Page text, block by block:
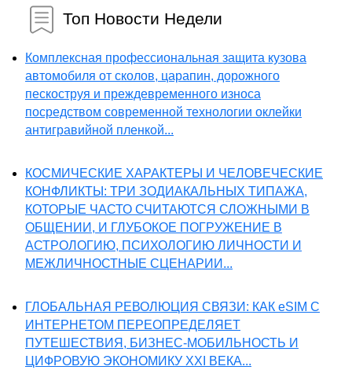
Топ Новости Недели
Комплексная профессиональная защита кузова
автомобиля от сколов, царапин, дорожного
пескоструя и преждевременного износа
посредством современной технологии оклейки
антигравийной пленкой...
КОСМИЧЕСКИЕ ХАРАКТЕРЫ И ЧЕЛОВЕЧЕСКИЕ
КОНФЛИКТЫ: ТРИ ЗОДИАКАЛЬНЫХ ТИПАЖА,
КОТОРЫЕ ЧАСТО СЧИТАЮТСЯ СЛОЖНЫМИ В
ОБЩЕНИИ, И ГЛУБОКОЕ ПОГРУЖЕНИЕ В
АСТРОЛОГИЮ, ПСИХОЛОГИЮ ЛИЧНОСТИ И
МЕЖЛИЧНОСТНЫЕ СЦЕНАРИИ...
ГЛОБАЛЬНАЯ РЕВОЛЮЦИЯ СВЯЗИ: КАК eSIM С
ИНТЕРНЕТОМ ПЕРЕОПРЕДЕЛЯЕТ
ПУТЕШЕСТВИЯ, БИЗНЕС-МОБИЛЬНОСТЬ И
ЦИФРОВУЮ ЭКОНОМИКУ XXI ВЕКА...